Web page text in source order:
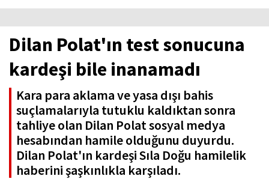
Dilan Polat'ın test sonucuna
kardeşi bile inanamadı
Kara para aklama ve yasa dışı bahis
suçlamalarıyla tutuklu kaldıktan sonra
tahliye olan Dilan Polat sosyal medya
hesabından hamile olduğunu duyurdu.
Dilan Polat'ın kardeşi Sıla Doğu hamilelik
haberini şaşkınlıkla karşıladı.